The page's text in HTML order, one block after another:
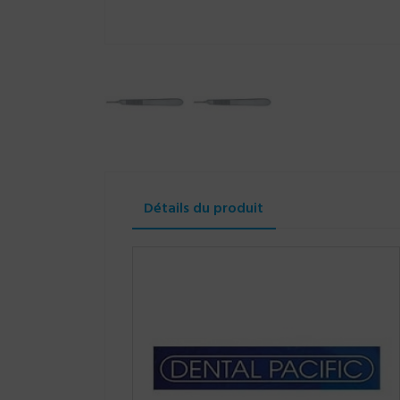
Détails du produit